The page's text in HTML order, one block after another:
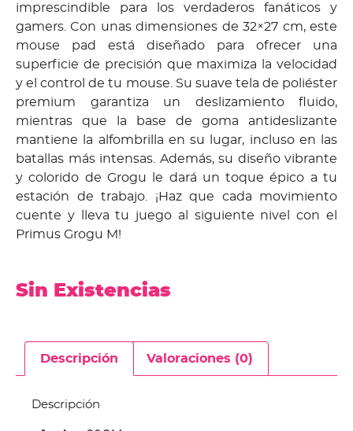
imprescindible para los verdaderos fanáticos y
gamers. Con unas dimensiones de 32×27 cm, este
mouse pad está diseñado para ofrecer una
superficie de precisión que maximiza la velocidad
y el control de tu mouse. Su suave tela de poliéster
premium garantiza un deslizamiento fluido,
mientras que la base de goma antideslizante
mantiene la alfombrilla en su lugar, incluso en las
batallas más intensas. Además, su diseño vibrante
y colorido de Grogu le dará un toque épico a tu
estación de trabajo. ¡Haz que cada movimiento
cuente y lleva tu juego al siguiente nivel con el
Primus Grogu M!
Sin Existencias
Descripción Valoraciones (0)
Descripción